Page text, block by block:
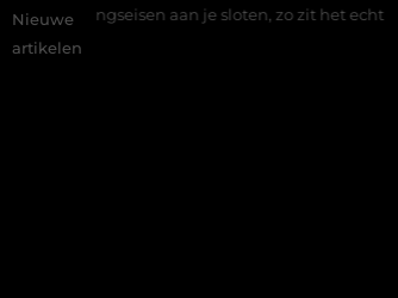
Nieuwe
artikelen
aan je sloten, zo zit het echt Een